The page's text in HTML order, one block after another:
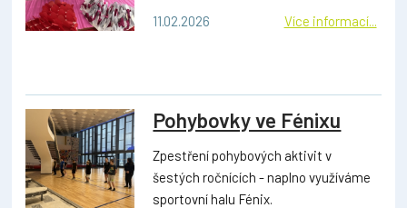
11.02.2026
Více informací...
Pohybovky ve Fénixu
Zpestření pohybových aktivit v
šestých ročnících - naplno využíváme
sportovní halu Fénix.